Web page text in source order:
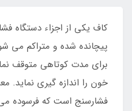
کاف یکی از اجزاء دستگاه
پیچانده شده و متراکم می
برای مدت کوتاهی متوقف
خون را اندازه گیری نماید.
فشارسنج است که فرسوده